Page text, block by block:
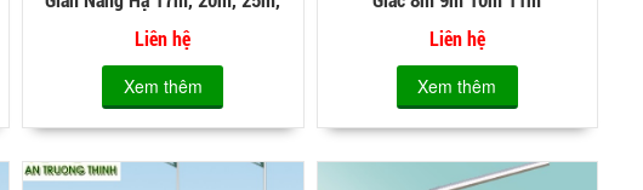
30m
Liên hệ
Xem thêm
Liên hệ
Xem thêm